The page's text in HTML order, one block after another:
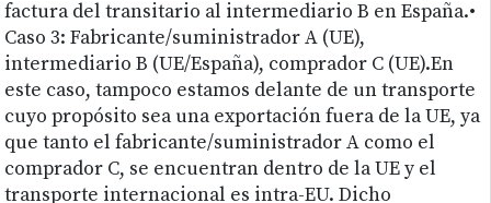
factura del transitario al intermediario B en España.•
Caso 3: Fabricante/suministrador A (UE),
intermediario B (UE/España), comprador C (UE).En
este caso, tampoco estamos delante de un transporte
cuyo propósito sea una exportación fuera de la UE, ya
que tanto el fabricante/suministrador A como el
comprador C, se encuentran dentro de la UE y el
transporte internacional es intra-EU. Dicho